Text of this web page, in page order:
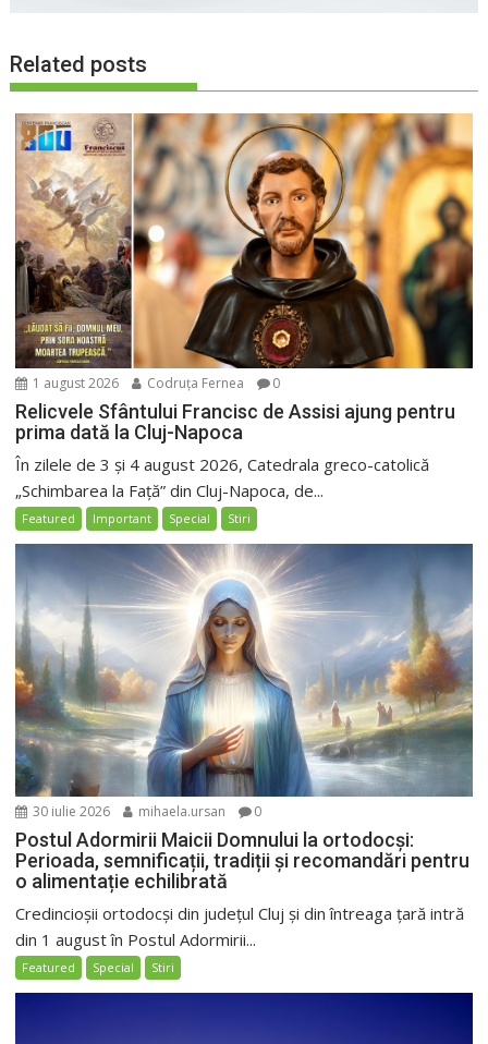
Related posts
1 august 2026 Codruța Fernea 0
Relicvele Sfântului Francisc de Assisi ajung pentru
prima dată la Cluj-Napoca
În zilele de 3 și 4 august 2026, Catedrala greco-catolică
„Schimbarea la Față” din Cluj-Napoca, de...
Featured Important Special Stiri
30 iulie 2026 mihaela.ursan 0
Postul Adormirii Maicii Domnului la ortodocși:
Perioada, semnificații, tradiții și recomandări pentru
o alimentație echilibrată
Credincioșii ortodocși din județul Cluj și din întreaga țară intră
din 1 august în Postul Adormirii...
Featured Special Stiri